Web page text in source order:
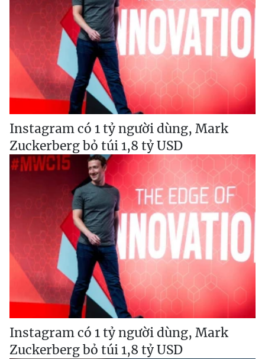
Instagram có 1 tỷ người dùng, Mark
Zuckerberg bỏ túi 1,8 tỷ USD
Instagram có 1 tỷ người dùng, Mark
Zuckerberg bỏ túi 1,8 tỷ USD